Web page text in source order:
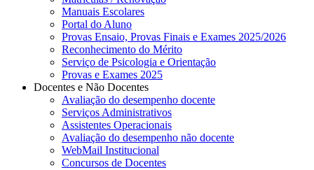
Manuais Escolares
Portal do Aluno
Provas Ensaio, Provas Finais e Exames 2025/2026
Reconhecimento do Mérito
Serviço de Psicologia e Orientação
Provas e Exames 2025
Docentes e Não Docentes
Avaliação do desempenho docente
Serviços Administrativos
Assistentes Operacionais
Avaliação do desempenho não docente
WebMail Institucional
Concursos de Docentes